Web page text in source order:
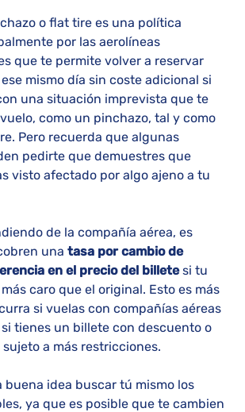
o flat tire es una política
por las aerolíneas
que te permite volver a reservar
mismo día sin coste adicional si
una situación imprevista que te
como un pinchazo, tal y como
Pero recuerda que algunas
pedirte que demuestres que
visto afectado por algo ajeno a tu
de la compañía aérea, es
una tasa por cambio de
en el precio del billetesi tu
caro que el original. Esto es más
si vuelas con compañías aéreas
tienes un billete con descuento o
a más restricciones.
buena idea buscar tú mismo los
ya que es posible que te cambien